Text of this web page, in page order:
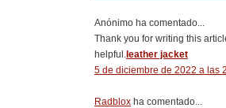
Anónimo ha comentado...
Thank you for writing this
helpful. leather jacket
5 de diciembre de 2022 a las
Radblox ha comentado...